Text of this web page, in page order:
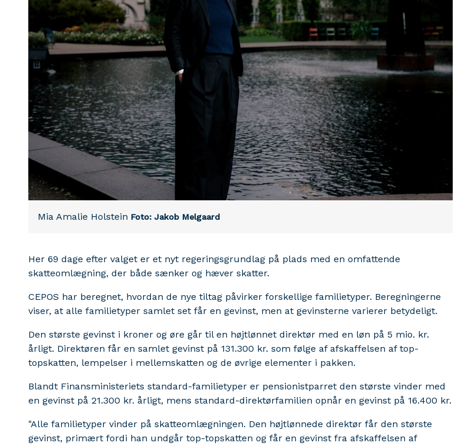
Mia Amalie Holstein Foto: Jakob Melgaard
Her 69 dage efter valget er et nyt regeringsgrundlag på plads med en omfattende
skatteomlægning, der både sænker og hæver skatter.
CEPOS har beregnet, hvordan de nye tiltag påvirker forskellige familietyper. Beregningerne
viser, at alle familietyper samlet set får en gevinst, men at gevinsterne varierer betydeligt.
Den største gevinst i kroner og øre går til en højtlønnet direktør med en løn på 5 mio. kr.
årligt. Direktøren får en samlet gevinst på 131.300 kr. som følge af afskaffelsen af top-
topskatten, lempelser i mellemskatten og de øvrige elementer i pakken.
Blandt Finansministeriets standard-familietyper er pensionistparret den største vinder med
en gevinst på 21.300 kr. årligt, mens standard-direktørfamilien opnår en gevinst på 16.400 kr.
"Alle familietyper vinder på skatteomlægningen. Den højtlønnede direktør får den største
gevinst, primært fordi han undgår top-topskatten og får en gevinst fra afskaffelsen af